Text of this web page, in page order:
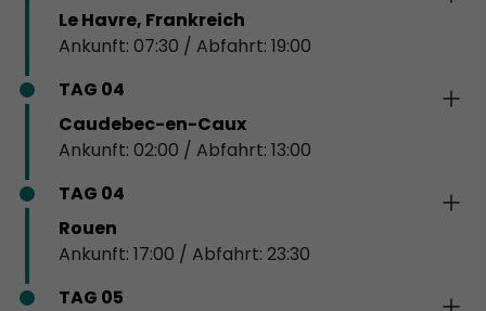
Le Havre, Frankreich
Ankunft: 07:30 / Abfahrt: 19:00
TAG 04
Caudebec-en-Caux
Ankunft: 02:00 / Abfahrt: 13:00
TAG 04
Rouen
Ankunft: 17:00 / Abfahrt: 23:30
TAG 05